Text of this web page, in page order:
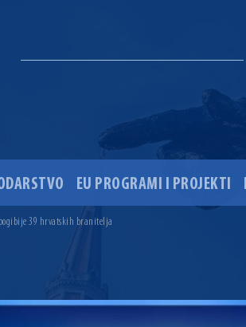
EU PROGRAMI I PROJEKTI
mjera komarci ove godine pod kontrolom
zahvalnosti i Dan hrvatskih branitelja
39 hrvatskih branitelja
za rekonstrukciju i dogradnju OŠ Jagode Truhelke vrijedan
završen Vinski mjesec
Grada Osijeka. Gradonačelnik Radić istaknuo da je u osječke